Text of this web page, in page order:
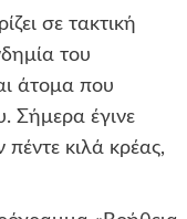
σε τακτική
του
άτομα που
Σήμερα έγινε
κιλά κρέας,